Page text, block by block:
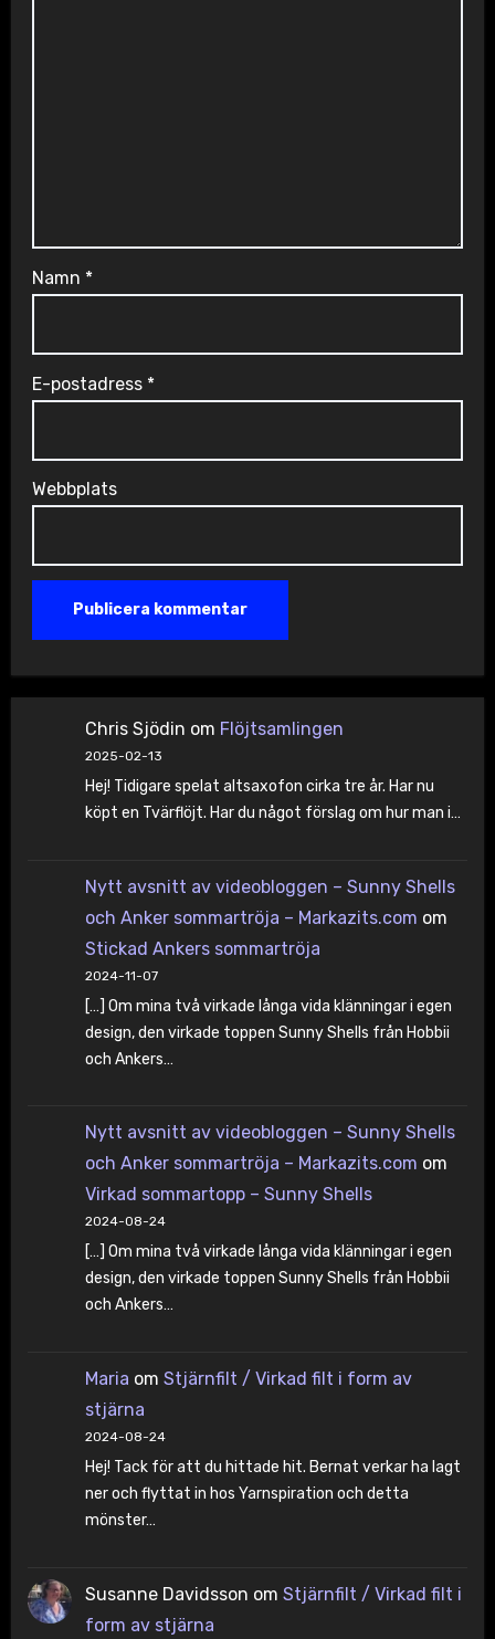
Namn *
E-postadress *
Webbplats
Chris Sjödin om Flöjtsamlingen
2025-02-13
Hej! Tidigare spelat altsaxofon cirka tre år. Har nu
köpt en Tvärflöjt. Har du något förslag om hur man i…
Nytt avsnitt av videobloggen – Sunny Shells
och Anker sommartröja – Markazits.com om
Stickad Ankers sommartröja
2024-11-07
[…] Om mina två virkade långa vida klänningar i egen
design, den virkade toppen Sunny Shells från Hobbii
och Ankers…
Nytt avsnitt av videobloggen – Sunny Shells
och Anker sommartröja – Markazits.com om
Virkad sommartopp – Sunny Shells
2024-08-24
[…] Om mina två virkade långa vida klänningar i egen
design, den virkade toppen Sunny Shells från Hobbii
och Ankers…
Maria om Stjärnfilt / Virkad filt i form av
stjärna
2024-08-24
Hej! Tack för att du hittade hit. Bernat verkar ha lagt
ner och flyttat in hos Yarnspiration och detta
mönster…
Susanne Davidsson om Stjärnfilt / Virkad filt i
form av stjärna